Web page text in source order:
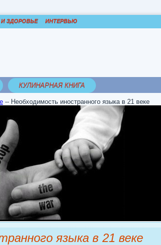
И ЗДОРОВЬЕ ИНТЕРВЬЮ
КУЛИНАРНАЯ КНИГА
-- Необходимость иностранного языка в 21 веке
языка в 21 веке